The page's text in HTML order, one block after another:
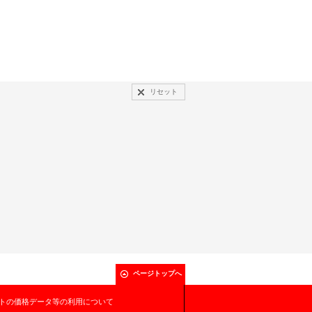
リセット
ページトップへ
の価格データ等の利用について